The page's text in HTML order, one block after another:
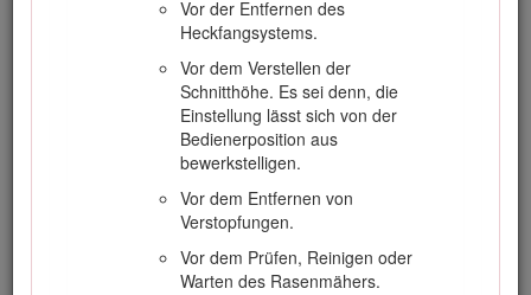
Vor der Entfernen des
Heckfangsystems.
Vor dem Verstellen der
Schnitthöhe. Es sei denn, die
Einstellung lässt sich von der
Bedienerposition aus
bewerkstelligen.
Vor dem Entfernen von
Verstopfungen.
Vor dem Prüfen, Reinigen oder
Warten des Rasenmähers.
Nehmen Sie Geräte vom Pritschenwagen
oder Anhänger und tanken Sie sie auf dem
Boden auf. Falls das nicht möglich ist,
betanken Sie solche Geräte mit einem
tragbaren Kanister und nicht an einer
Zapfsäule.
Sie müssen das Mundstück immer in Kontakt
mit dem Rand des Kraftstofftanks bzw. der
Kanisteröffnung halten, bis der Tankvorgang
abgeschlossen ist. Verwenden Sie nicht ein
Mundstück-Öffnungsgerät.